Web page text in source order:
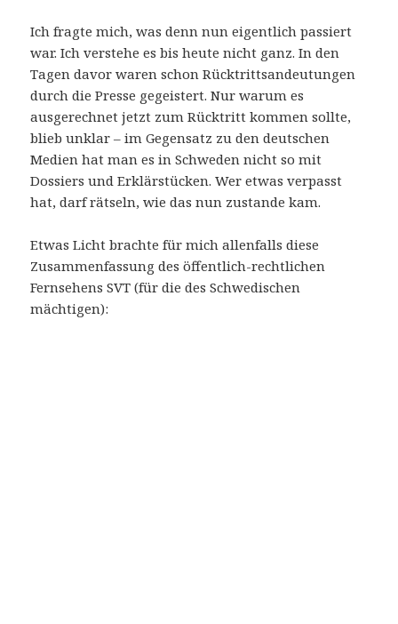
Ich fragte mich, was denn nun eigentlich passiert
war. Ich verstehe es bis heute nicht ganz. In den
Tagen davor waren schon Rücktrittsandeutungen
durch die Presse gegeistert. Nur warum es
ausgerechnet jetzt zum Rücktritt kommen sollte,
blieb unklar – im Gegensatz zu den deutschen
Medien hat man es in Schweden nicht so mit
Dossiers und Erklärstücken. Wer etwas verpasst
hat, darf rätseln, wie das nun zustande kam.
Etwas Licht brachte für mich allenfalls diese
Zusammenfassung des öffentlich-rechtlichen
Fernsehens SVT (für die des Schwedischen
mächtigen):